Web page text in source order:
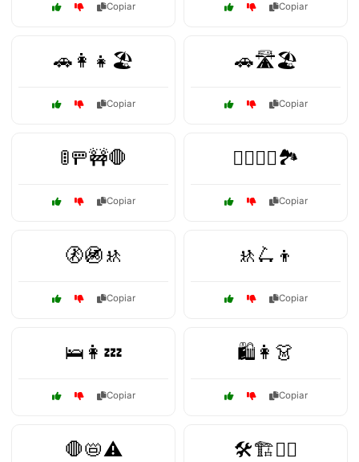
Copiar Copiar
🚗👩👧🏖️
Copiar
🚗🛣️🏖️
Copiar
🚦🚥🚧🛑
Copiar
🚴‍♀️🚴‍♂️🏞️
Copiar
🚷🚳🚸
Copiar
🚸🛴👦
Copiar
🛌👩💤
Copiar
🛍️👩👗
Copiar
🛑📛⚠️ 🛠️🏗️👷‍♂️